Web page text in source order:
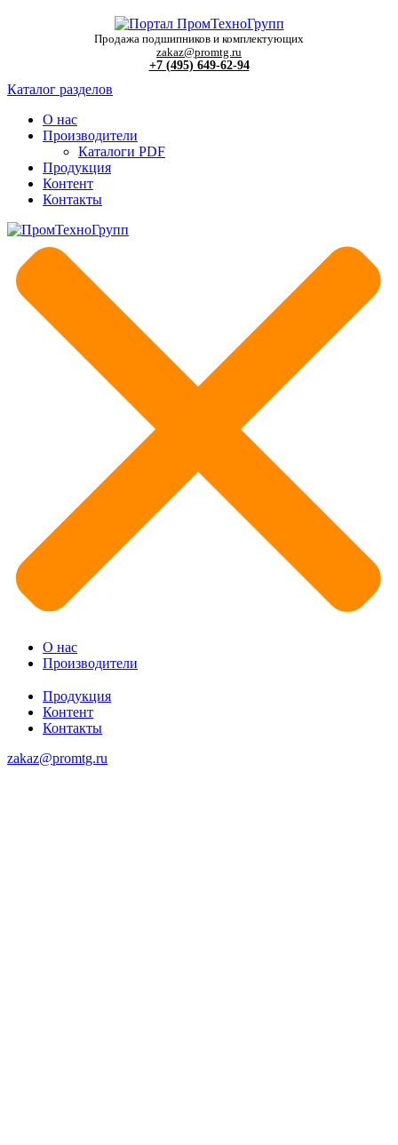
Продажа подшипников и комплектующих
zakaz@promtg.ru
+7 (495) 649-62-94
Каталог разделов
О нас
Производители
Каталоги PDF
Продукция
Контент
Контакты
О нас
Производители
Продукция
Контент
Контакты
zakaz@promtg.ru